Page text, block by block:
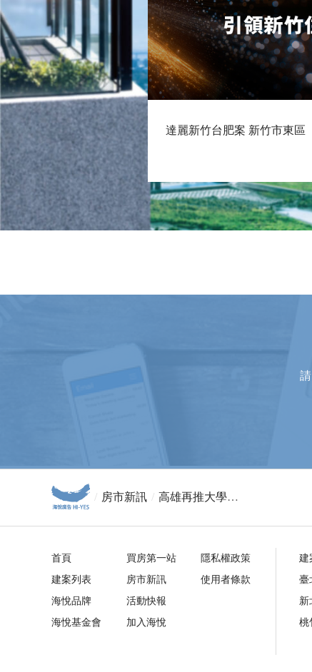
達麗新竹台肥案 新竹市東區
房市新訊 高雄再推大學建地 1,800坪住三地超香
首頁
建案列表
海悅品牌
海悅基金會
買房第一站
房市新訊
活動快報
加入海悅
隱私權政策
使用者條款
建
臺
新
桃